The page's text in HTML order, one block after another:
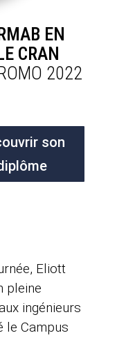
EN
CRAN
2022
son
Eliott
pleine
ingénieurs
le Campus